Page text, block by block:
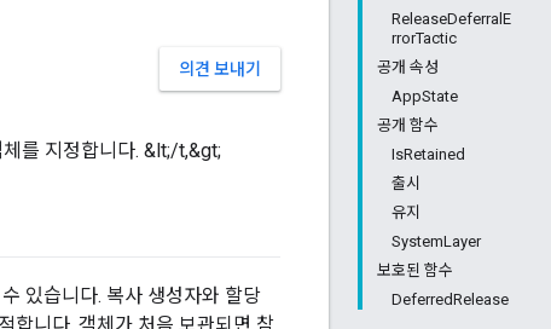
ReleaseDeferralE
rrorTactic
공개 속성
AppState
공개 함수
IsRetained
출시
유지
SystemLayer
보호된 함수
DeferredRelease
의견 보내기
를 지정합니다. &lt;/t,&gt;
있습니다. 복사 생성자와 할당